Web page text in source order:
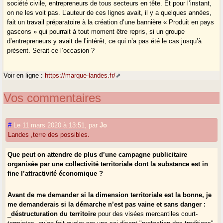
société civile, entrepreneurs de tous secteurs en tête. Et pour l’instant,
on ne les voit pas. L’auteur de ces lignes avait, il y a quelques années,
fait un travail préparatoire à la création d’une bannière « Produit en pays
gascons » qui pourrait à tout moment être repris, si un groupe
d’entrepreneurs y avait de l’intérêt, ce qui n’a pas été le cas jusqu’à
présent. Serait-ce l’occasion ?
Voir en ligne : https://marque-landes.fr/
Vos commentaires
# Le 11 mars 2020 à 13:51 parJo
Landes ,terre des possibles.
Que peut on attendre de plus d’une campagne publicitaire
organisée par une collectivité territoriale dont la substance est in
fine l’attractivité économique ?
Avant de me demander si la dimension territoriale est la bonne, je
me demanderais si la démarche n’est pas vaine et sans danger :
_déstructuration du territoire pour des visées mercantiles court-